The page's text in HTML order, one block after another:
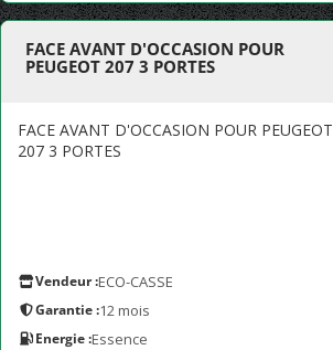
FACE AVANT D'OCCASION POUR
PEUGEOT 207 3 PORTES
FACE AVANT D'OCCASION POUR PEUGEOT
207 3 PORTES
Vendeur :ECO-CASSE
Garantie :12 mois
Energie :Essence